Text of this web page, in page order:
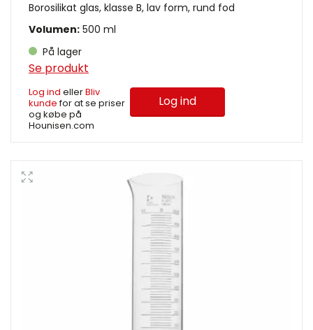
Borosilikat glas, klasse B, lav form, rund fod
Volumen: 500 ml
På lager
Se produkt
Log ind ellerBliv
kundefor at se priser
og købe på
Hounisen.com
Log ind